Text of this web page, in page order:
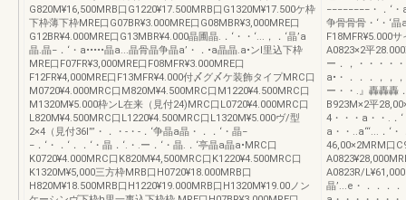
G820M¥16,500MRB口G1220¥17.500MRB口G1320M¥17.500ケ枠
下枠薄下枠MRE口G07BR¥3.000MRE口G08MBR¥3,000MRE口
G12BR¥4.000MRE口G13MBR¥4.000晶圃晶.．‘・・‘...，．‘晶’a
晶.晶−．‘・a•••••晶a...晶骨晶争晶a’・．•a晶晶.a•ンI里込下枠
MRE口F07FR¥3,000MRE口F08MFR¥3.000MRE口
F12FR¥4,000MRE口F13MFR¥4.000付〆グ〆ケ装飾タイプMRC口
M0720¥4.000MRC口M820M¥4.500MRC口M1220¥4.500MRC口
M1320M¥5.000枠ンL在来（見付24)MRC口L0720¥4.000MRC口
L820M¥4.500MRC口L1220¥4.500MRC口L1320M¥5.000ヴ/型
2×4（見付36l”’・．・-・-．‘争晶a晶・．．‘・晶−
−．‘・．‘．．‘・晶．‘.・.ー．‘・晶.．‘亭晶a晶a•MRC口
K0720¥4.000MRC口K820M¥4,500MRC口K1220¥4.500MRC口
K1320M¥5,000三方枠MRB口H0720¥18.000MRB口
H820M¥18.500MRB口H1220¥19.000MRB口H1320M¥19.00ノン
−−−−−−−−・．‘
争骨骨骨・‘・‘晶
F18MFR¥5.000
A0823×2平
ー．，・・・・
a•・．．．，，
ー・・.』轟轟轟
B923M×2平
4・・・a・・.．
a・・..a“‘...．‘
46,00×2MRM口
A0823R/
晶’...e・．．．．